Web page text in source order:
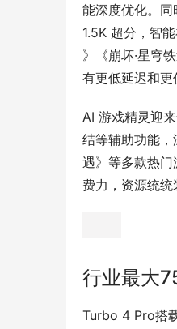
能深度优化。
1.5K 超分，智
》《崩坏·星穹
有更低延迟和更
AI 游戏精灵迎
结等辅助功能
遇》等多款热
费力，资源统统
行业最大
Turbo 4 Pro搭